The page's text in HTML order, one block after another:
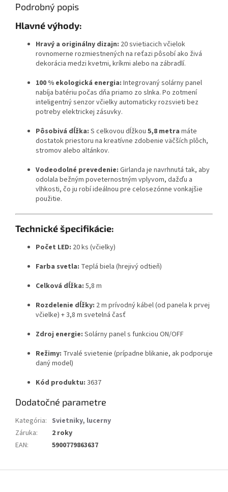
Podrobný popis
Hlavné výhody:
Hravý a originálny dizajn: 20 svietiacich včielok
rovnomerne rozmiestnených na reťazi pôsobí ako živá
dekorácia medzi kvetmi, kríkmi alebo na zábradlí.
100 % ekologická energia: Integrovaný solárny panel
nabíja batériu počas dňa priamo zo slnka. Po zotmení
inteligentný senzor včielky automaticky rozsvieti bez
potreby elektrickej zásuvky.
Pôsobivá dĺžka: S celkovou dĺžkou 5,8 metra máte
dostatok priestoru na kreatívne zdobenie väčších plôch,
stromov alebo altánkov.
Vodeodolné prevedenie: Girlanda je navrhnutá tak, aby
odolala bežným poveternostným vplyvom, dažďu a
vlhkosti, čo ju robí ideálnou pre celosezónne vonkajšie
použitie.
Technické špecifikácie:
Počet LED: 20 ks (včielky)
Farba svetla: Teplá biela (hrejivý odtieň)
Celková dĺžka: 5,8 m
Rozdelenie dĺžky: 2 m prívodný kábel (od panela k prvej
včielke) + 3,8 m svetelná časť
Zdroj energie: Solárny panel s funkciou ON/OFF
Režimy: Trvalé svietenie (prípadne blikanie, ak podporuje
daný model)
Kód produktu: 3637
Dodatočné parametre
Kategória: Svietniky, lucerny
Záruka:
2 roky
EAN: 5900779863637